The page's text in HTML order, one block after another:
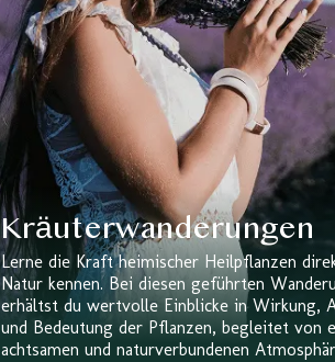
Kräuterwanderungen
Lerne die Kraft heimischer Heilpflanzen
Natur kennen. Bei diesen geführten
erhältst du wertvolle Einblicke in Wirkung,
und Bedeutung der Pflanzen, begleitet von
achtsamen und naturverbundenen